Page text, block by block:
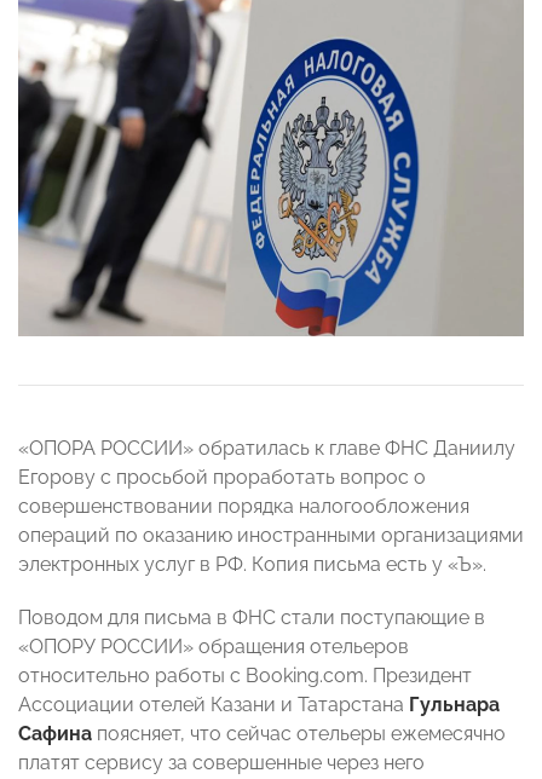
«ОПОРА РОССИИ» обратилась к главе ФНС Даниилу
Егорову с просьбой проработать вопрос о
совершенствовании порядка налогообложения
операций по оказанию иностранными организациями
электронных услуг в РФ. Копия письма есть у «Ъ».
Поводом для письма в ФНС стали поступающие в
«ОПОРУ РОССИИ» обращения отельеров
относительно работы с Booking.com. Президент
Ассоциации отелей Казани и Татарстана Гульнара
Сафина поясняет, что сейчас отельеры ежемесячно
платят сервису за совершенные через него